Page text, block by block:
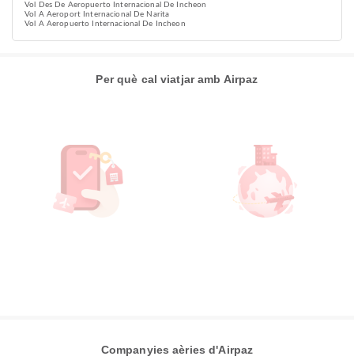
Vol Des De Aeropuerto Internacional De Incheon
Vol A Aeroport Internacional De Narita
Vol A Aeropuerto Internacional De Incheon
Per què cal viatjar amb Airpaz
Companyies aèries d'Airpaz